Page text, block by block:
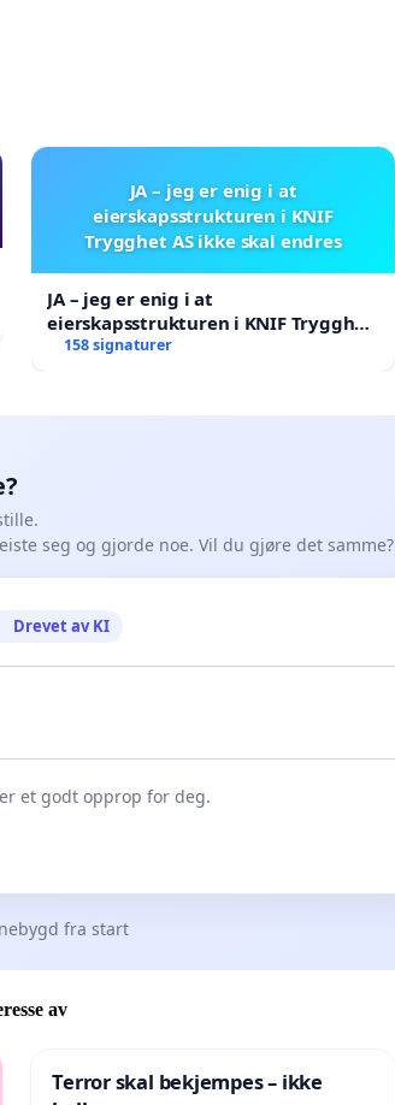
JA – jeg er enig i at
eierskapsstrukturen i KNIF
Trygghet AS ikke skal endres
JA – jeg er enig i at
eierskapsstrukturen i KNIF Trygghet
AS ikke skal endres
158 signaturer
seg og gjorde noe. Vil du gjøre det samme?
Drevet av KI
et godt opprop for deg.
fra start
av
Terror skal bekjempes – ikke